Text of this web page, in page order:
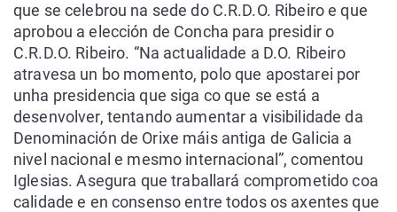
que se celebrou na sede do C.R.D.O. Ribeiro e que
aprobou a elección de Concha para presidir o
C.R.D.O. Ribeiro. “Na actualidade a D.O. Ribeiro
atravesa un bo momento, polo que apostarei por
unha presidencia que siga co que se está a
desenvolver, tentando aumentar a visibilidade da
Denominación de Orixe máis antiga de Galicia a
nivel nacional e mesmo internacional”, comentou
Iglesias. Asegura que traballará comprometido coa
calidade e en consenso entre todos os axentes que